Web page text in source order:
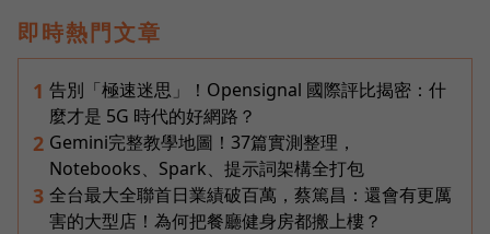
即時熱門文章
1 告別「極速迷思」！Opensignal 國際評比揭密：什
麼才是 5G 時代的好網路？
2 Gemini完整教學地圖！37篇實測整理，
Notebooks、Spark、提示詞架構全打包
3 全台最大全聯首日業績破百萬，蔡篤昌：還會有更厲
害的大型店！為何把餐廳健身房都搬上樓？